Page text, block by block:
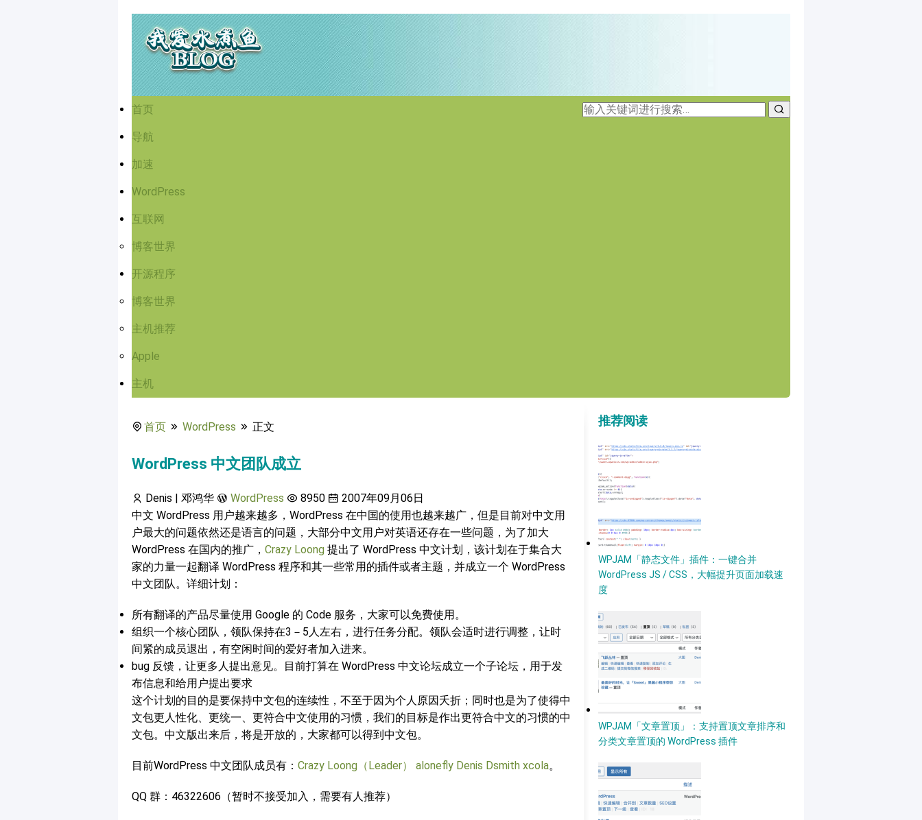
首页
导航
加速
WordPress
互联网
博客世界
开源程序
博客世界
主机推荐
Apple
主机
首页 WordPress 正文
WordPress 中文团队成立
Denis | 邓鸿华 WordPress 8950
2007年09月06日
中文 WordPress 用户越来越多，WordPress 在中国的使用也越来越广，但是目前对中文用
户最大的问题依然还是语言的问题，大部分中文用户对英语还存在一些问题，为了加大
WordPress 在国内的推广， Crazy Loong 提出了 WordPress 中文计划，该计划在于集合大
家的力量一起翻译 WordPress 程序和其一些常用的插件或者主题，并成立一个 WordPress
中文团队。详细计划：
所有翻译的产品尽量使用 Google 的 Code 服务，大家可以免费使用。
组织一个核心团队，领队保持在3－5人左右，进行任务分配。领队会适时进行调整，让时
间紧的成员退出，有空闲时间的爱好者加入进来。
bug 反馈，让更多人提出意见。目前打算在 WordPress 中文论坛成立一个子论坛，用于发
布信息和给用户提出要求
这个计划的目的是要保持中文包的连续性，不至于因为个人原因夭折；同时也是为了使得中
文包更人性化、更统一、更符合中文使用的习惯，我们的目标是作出更符合中文的习惯的中
文包。中文版出来后，将是开放的，大家都可以得到中文包。
目前WordPress 中文团队成员有： Crazy Loong（Leader） alonefly Denis Dsmith xcola。
QQ 群：46322606（暂时不接受加入，需要有人推荐）
推荐阅读
WPJAM「静态文件」插件：一键合并
WordPress JS / CSS，大幅提升页面加载速
度
WPJAM「文章置顶」：支持置顶文章排序和
分类文章置顶的 WordPress 插件